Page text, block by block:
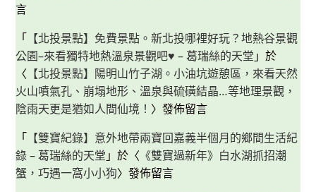
言
「 【北投景點】免費景點。新北投哪裡好玩？地熱谷景觀
公園–來看獨特地熱溫泉景觀吧♥ – 葛瑞絲的天堂 」於
〈 【北投景點】陽明山竹子湖。小油坑遊憩區，來看天然
火山噴氣孔、崩塌地形、溫泉與硫磺結晶…等地理景觀，
陰雨天更是猶如人間仙境！ 〉發佈留言
「 【雙寶紀錄】意外地帶兩寶回嘉義半個月的鄉間生活紀
錄 – 葛瑞絲的天堂 」於〈 《雙寶過新年》白水湖抓招潮
蟹，巧遇一窩小小狗〉發佈留言